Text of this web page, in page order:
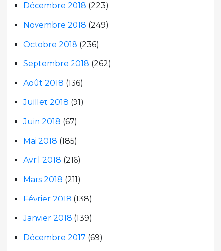
Décembre 2018 (223)
Novembre 2018 (249)
Octobre 2018 (236)
Septembre 2018 (262)
Août 2018 (136)
Juillet 2018 (91)
Juin 2018 (67)
Mai 2018 (185)
Avril 2018 (216)
Mars 2018 (211)
Février 2018 (138)
Janvier 2018 (139)
Décembre 2017 (69)